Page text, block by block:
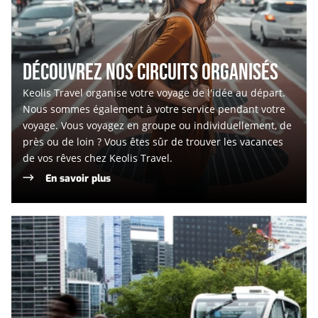
DÉCOUVREZ NOS CIRCUITS ORGANISÉS
Keolis Travel organise votre voyage de l'idée au départ.
Nous sommes également à votre service pendant votre
voyage. Vous voyagez en groupe ou individuellement, de
près ou de loin ? Vous êtes sûr de trouver les vacances
de vos rêves chez Keolis Travel.
En savoir plus
Projets
de
mobilité
innovants
et
multimodaux